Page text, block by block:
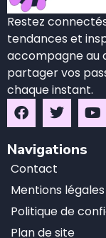
Restez
tendances et
accompagne au
partager vos
chaque instant.
Navigations
Contact
Mentions légales
Politique de
Plan de site